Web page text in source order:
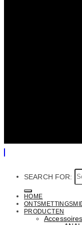
SEARCH FOR:
HOME
PRODUCTEN
Accessoires